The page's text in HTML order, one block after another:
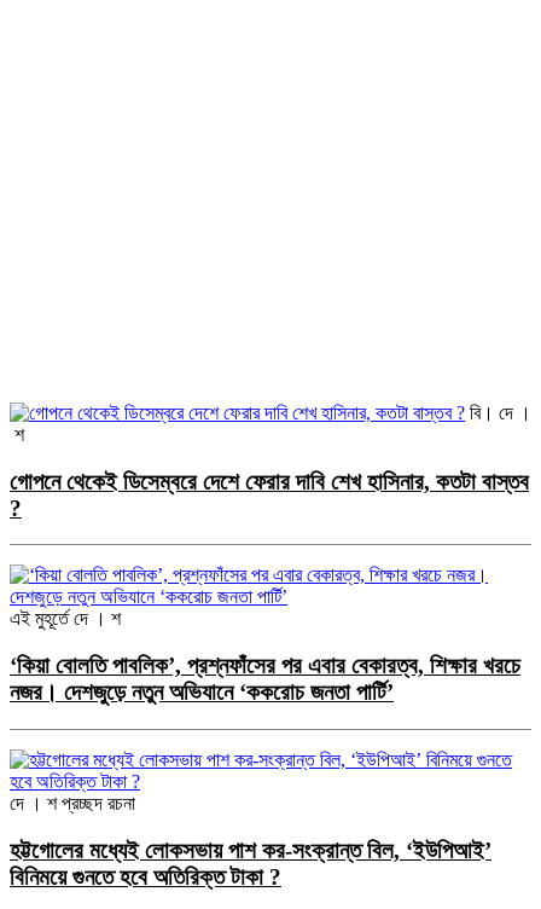
বি। দে ।
শ
গোপনে থেকেই ডিসেম্বরে দেশে ফেরার দাবি শেখ হাসিনার, কতটা বাস্তব
?
এই মুহূর্তে দে । শ
‘কিয়া বোলতি পাবলিক’, প্রশ্নফাঁসের পর এবার বেকারত্ব, শিক্ষার খরচে
নজর। দেশজুড়ে নতুন অভিযানে ‘ককরোচ জনতা পার্টি’
দে । শ প্রচ্ছদ রচনা
হট্টগোলের মধ্যেই লোকসভায় পাশ কর-সংক্রান্ত বিল, ‘ইউপিআই’
বিনিময়ে গুনতে হবে অতিরিক্ত টাকা ?